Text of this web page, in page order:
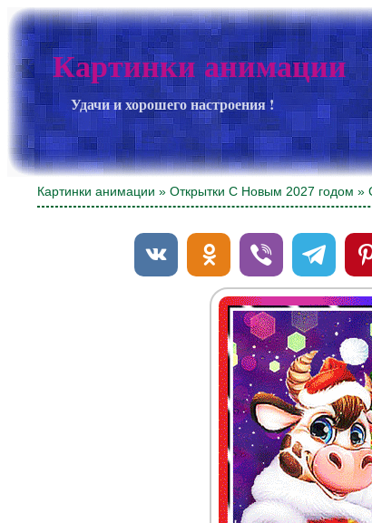
Картинки анимации
Удачи и хорошего настроения !
Картинки анимации »Открытки С Новым 2027 годом »